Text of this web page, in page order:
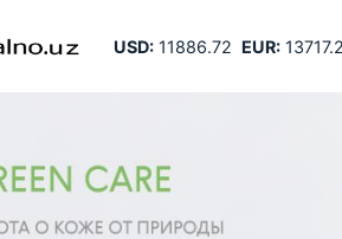
USD:11886.72 EUR: